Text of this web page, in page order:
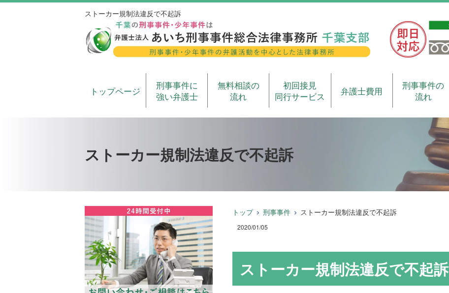
ストーカー規制法違反で不起訴
トップページ
刑事事件に
強い弁護士
無料相談の
流れ
初回接見
同行サービス
弁護士費用
刑事事件の
流れ
ストーカー規制法違反で不起訴
トップ 刑事事件 ストーカー規制法違反で不起訴
2020/01/05
ストーカー規制法違反で不起訴